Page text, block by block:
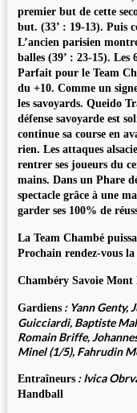
premier but de cette
but. (33’ : 19-13). Puis
L’ancien parisien
balles (39’ : 23-15).
Parfait pour le Team
du +10. Comme un
les savoyards. Queido
défense savoyarde est
continue sa course en
rien. Les attaques
rentrer ses joueurs du
mains. Dans un Phare
spectacle grâce à une
garder ses 100% de
La Team Chambé
Prochain rendez-vous
Chambéry Savoie
Gardiens : Yann Genty,
Guicciardi, Baptiste
Romain Briffe,
Minel (1/5), Fahrudin
Entraîneurs :
Handball